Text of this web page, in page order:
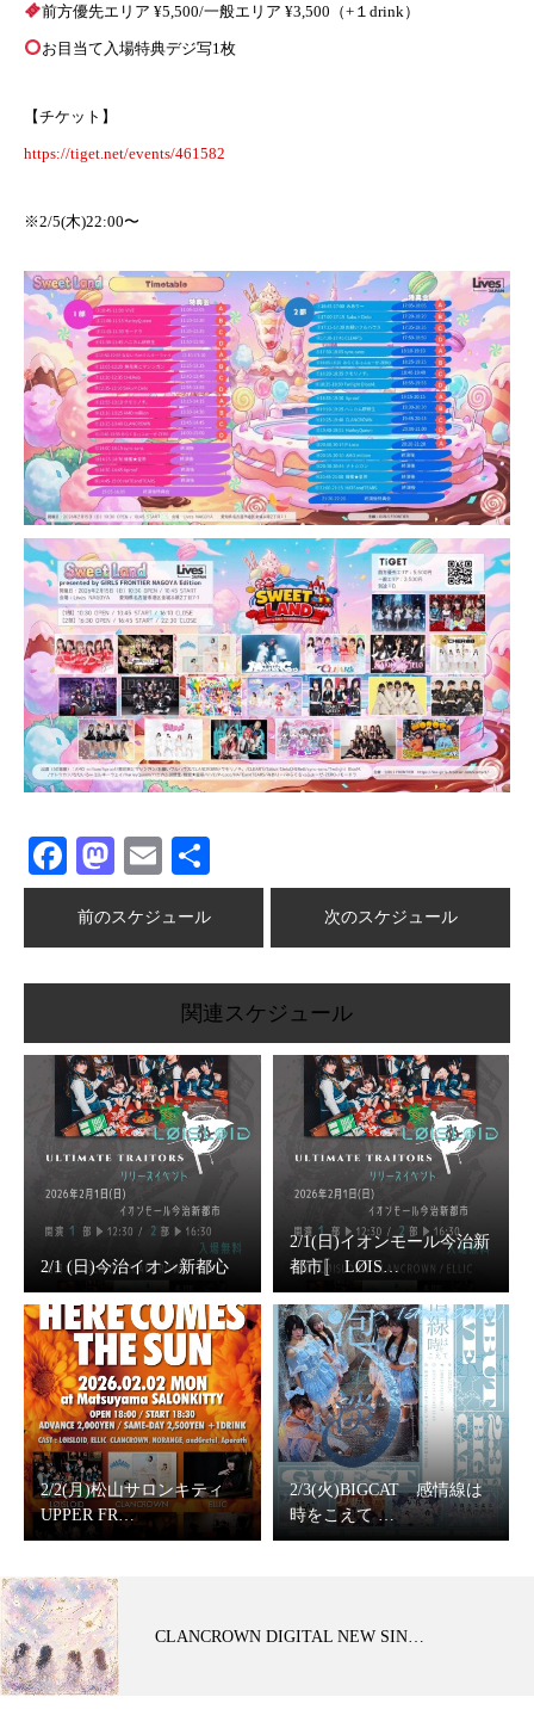
前方優先エリア ¥5,500/一般エリア ¥3,500（+１drink）
お目当て入場特典デジ写1枚
【チケット】
https://tiget.net/events/461582
※2/5(木)22:00〜
Facebook
Mastodon
Email
有
前のスケジュール 次のスケジュール
関連スケジュール
2/1 (日)今治イオン新都心
2/1(日)イオンモール今治新
都市〚 LØIS…
2/2(月)松山サロンキティ
UPPER FR…
2/3(火)BIGCAT 感情線は
時をこえて …
CLANCROWN DIGITAL NEW SIN…